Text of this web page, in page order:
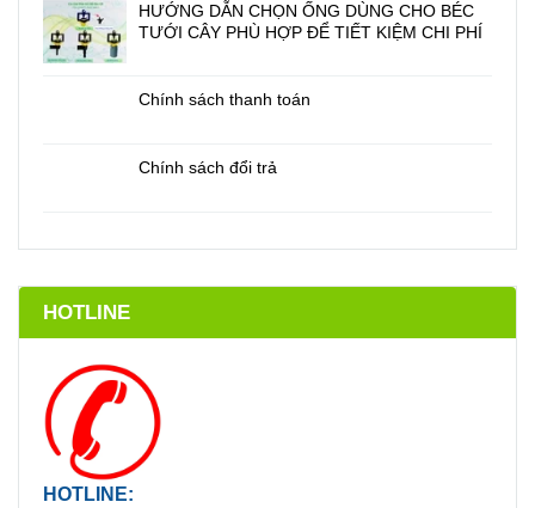
HƯỚNG DẪN CHỌN ỐNG DÙNG CHO BÉC
TƯỚI CÂY PHÙ HỢP ĐỂ TIẾT KIỆM CHI PHÍ
Chính sách thanh toán
Chính sách đổi trả
HOTLINE
HOTLINE: